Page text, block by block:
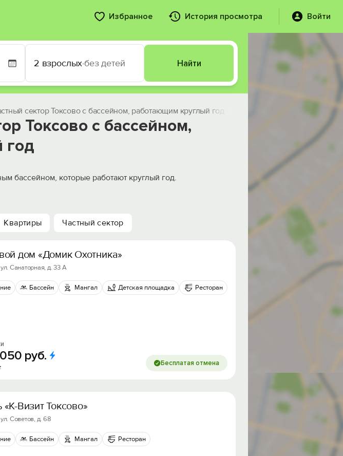
Избранное История просмотра Войти
2 взрослых·без детей Найти
сектор Токсово с бассейном, работающим круглый год
Токсово с бассейном,
год
бассейном, которые работают круглый год.
Квартиры Частный сектор
дом «Домик Охотника»
Санаторная, д. 33 А
Бассейн Мангал Детская площадка Ресторан
050 руб. Бесплатая отмена
«К-Визит Токсово»
Советов, д. 68
Бассейн Мангал Ресторан